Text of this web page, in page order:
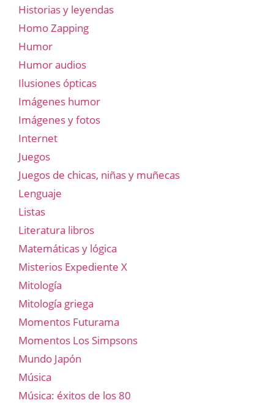
Historias y leyendas
Homo Zapping
Humor
Humor audios
Ilusiones ópticas
Imágenes humor
Imágenes y fotos
Internet
Juegos
Juegos de chicas, niñas y muñecas
Lenguaje
Listas
Literatura libros
Matemáticas y lógica
Misterios Expediente X
Mitología
Mitología griega
Momentos Futurama
Momentos Los Simpsons
Mundo Japón
Música
Música: éxitos de los 80